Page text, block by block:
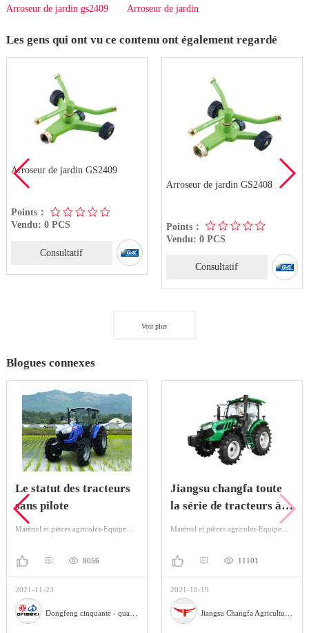
Arroseur de jardin gs2409 Arroseur de jardin
Les gens qui ont vu ce contenu ont également regardé
Arroseur de jardin GS2409
Points：
Vendu: 0 PCS
Consultatif
Arroseur de jardin GS2408
Points：
Vendu: 0 PCS
Consultatif
Voir plus
Blogues connexes
Le statut des tracteurs
sans pilote
Matériel et pièces agricoles-Equipement agricole-Tracteur
8056
2021-11-23
Jiangsu changfa toute
la série de tracteurs à
roues
Matériel et pièces agricoles-Equipement agricole-Tracteur
11101
2021-10-19